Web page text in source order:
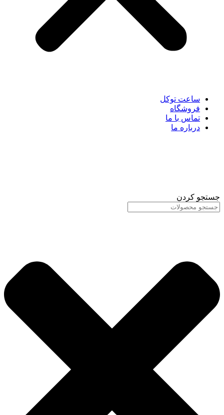
ساعت توکل
فروشگاه
تماس با ما
درباره ما
جستجو کردن